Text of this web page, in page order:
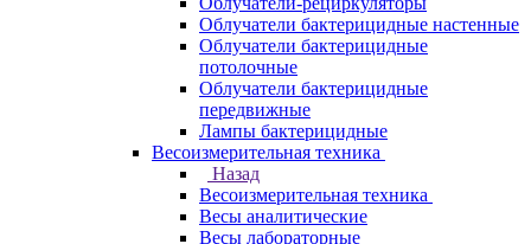
Облучатели бактерицидные настенные
Облучатели бактерицидные
потолочные
Облучатели бактерицидные
передвижные
Лампы бактерицидные
Весоизмерительная техника
Назад
Весоизмерительная техника
Весы аналитические
Весы лабораторные